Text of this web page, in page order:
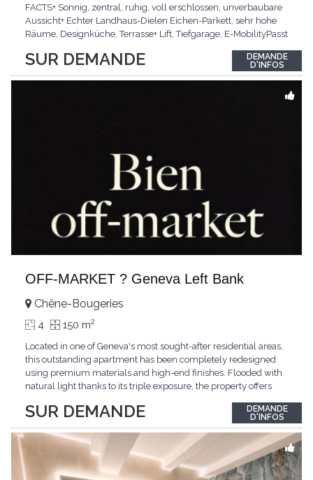
SUR DEMANDE
FACTS+ Sonnig, zentral, ruhig, voll erschlossen, unverbaubare
Aussicht+ Echter Landhaus-Dielen Eichen-Parkett, sehr hohe
Räume, Designküche, Terrasse+ Lift, Tiefgarage, E-MobilityPasst
ArchitekturKLARTEXT: Grosszügig, sonnig und kompromisslos
hochwertig mit Logenplatz.Interessiert?...
DEMANDE
D'INFOS
OFF-MARKET ? Geneva Left Bank
SUR DEMANDE
Chêne-Bougeries
4 150 m2
Located in one of Geneva's most sought-after residential areas,
this outstanding apartment has been completely redesigned
using premium materials and high-end finishes. Flooded with
natural light thanks to its triple exposure, the property offers
master suite, elegant reception areas, and a spacious terrace
overlooking a peaceful and green...
DEMANDE
D'INFOS